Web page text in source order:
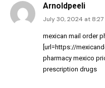
Arnoldpeeli
July 30, 2024 at 8:27
mexican mail order
[url=https://
pharmacy mexico
prescription drugs